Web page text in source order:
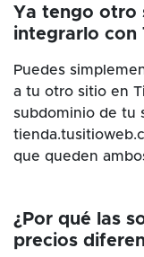
Ya tengo otro
integrarlo con
Puedes
a tu otro sitio en
subdominio de tu
que queden
¿Por qué las
precios